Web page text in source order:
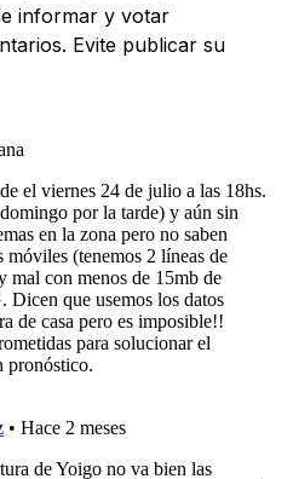
informar y votar
Evite publicar su